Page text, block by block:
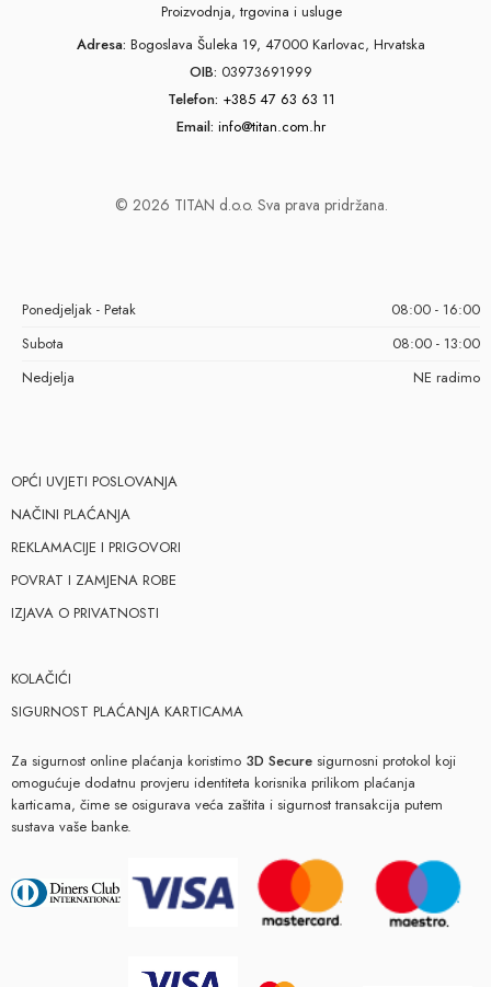
Proizvodnja, trgovina i usluge
Adresa: Bogoslava Šuleka 19, 47000 Karlovac, Hrvatska
OIB: 03973691999
Telefon: +385 47 63 63 11
Email: info@titan.com.hr
© 2026 TITAN d.o.o. Sva prava pridržana.
Ponedjeljak - Petak
08:00 - 16:00
Subota
08:00 - 13:00
Nedjelja
NE radimo
OPĆI UVJETI POSLOVANJA
NAČINI PLAĆANJA
REKLAMACIJE I PRIGOVORI
POVRAT I ZAMJENA ROBE
IZJAVA O PRIVATNOSTI
KOLAČIĆI
SIGURNOST PLAĆANJA KARTICAMA
Za sigurnost online plaćanja koristimo 3D Secure sigurnosni protokol koji
omogućuje dodatnu provjeru identiteta korisnika prilikom plaćanja
karticama, čime se osigurava veća zaštita i sigurnost transakcija putem
sustava vaše banke.